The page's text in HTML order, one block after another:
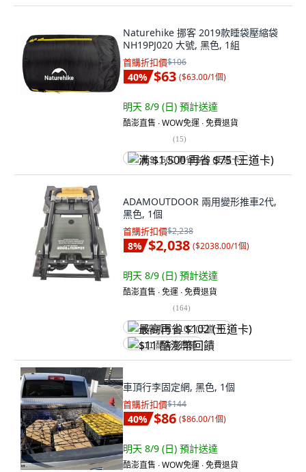
Naturehike 挪客 2019款睡袋壓縮袋
NH19PJ020 大號, 黑色, 1組
首購折扣價$106
40% $63 ($63.00/1個)
明天 8/9 (日) 預計送達
酷澎直售 ∙ WOW免運 ∙ 免費退貨
(15)
满 $1,500 再省 $75 (王道卡)
ADAMOUTDOOR 兩用變形推車2代,
黑色, 1個
首購折扣價$2,238
8% $2,038 ($2038.00/1個)
明天 8/9 (日) 預計送達
酷澎直售 ∙ 免運 ∙ 免費退貨
(164)
最高再省 $102 (王道卡)
$11 酷澎幣回饋
車頂行李固定網, 黑色, 1個
首購折扣價$144
40% $86 ($86.00/1個)
明天 8/9 (日) 預計送達
酷澎直售 ∙ WOW免運 ∙ 免費退貨